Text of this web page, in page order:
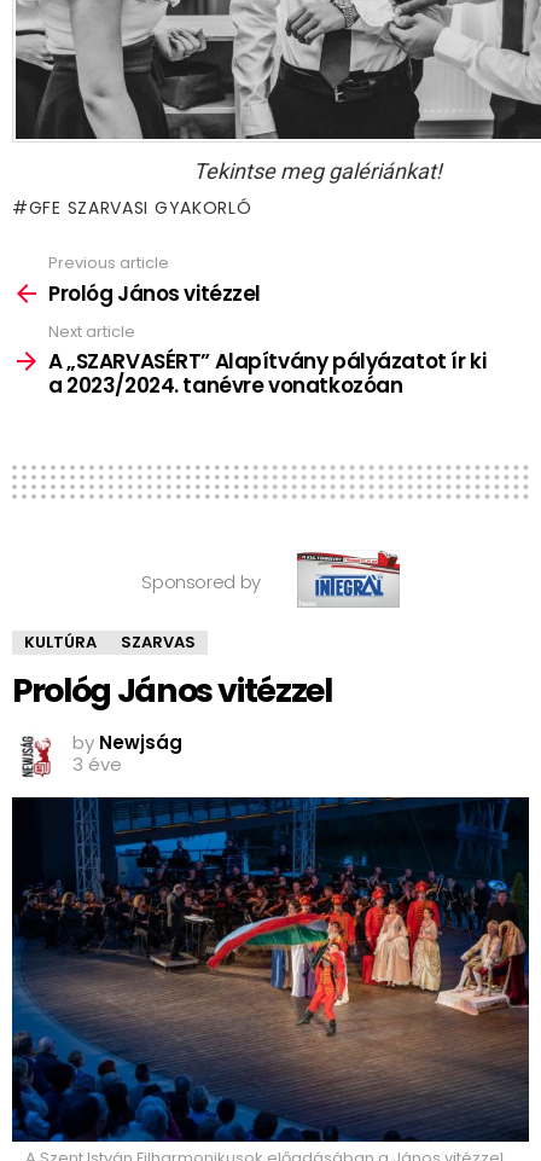
Tekintse meg galériánkat!
GFE SZARVASI GYAKORLÓ
more
Previous article
Prológ János vitézzel
Next article
A „SZARVASÉRT” Alapítvány pályázatot ír ki
a 2023/2024. tanévre vonatkozóan
Sponsored by
KULTÚRA SZARVAS
Prológ János vitézzel
by Newjság
3 éve